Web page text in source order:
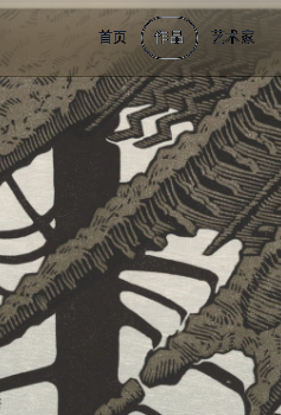
首页 作品 艺术家